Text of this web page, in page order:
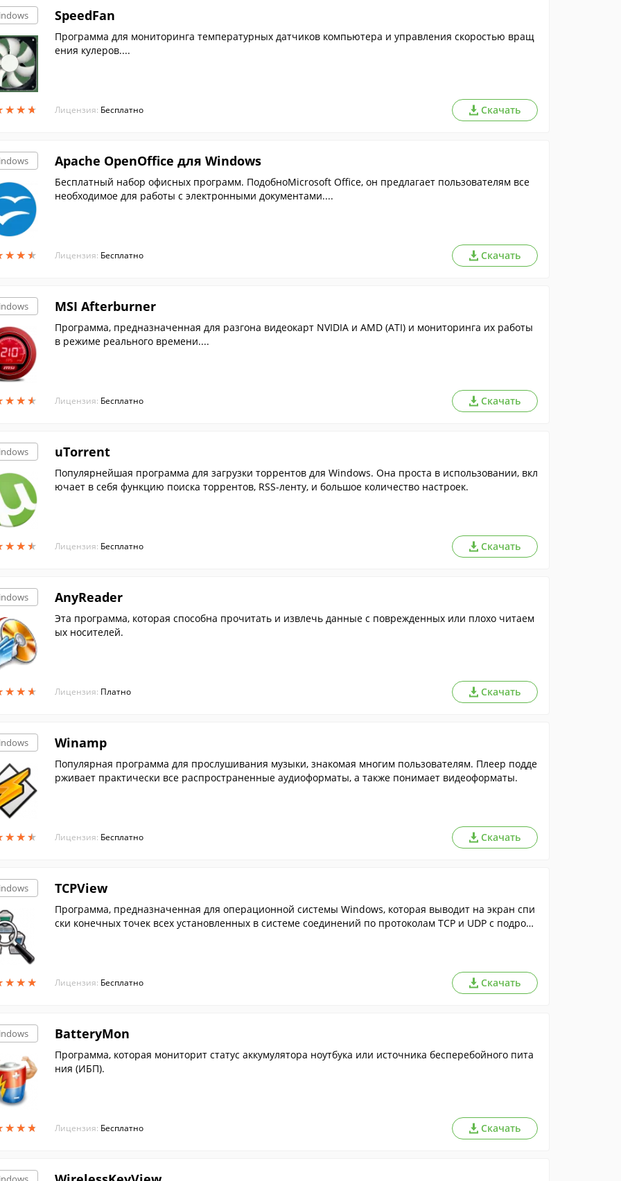
★★★
★★★
SpeedFan
Программа для мониторинга температурных датчиков компьютера и управления скоростью вращ
ения кулеров....
Лицензия: Бесплатно Скачать
★★★
★★★
Apache OpenOffice для Windows
Бесплатный набор офисных программ. ПодобноMicrosoft Office, он предлагает пользователям все
необходимое для работы с электронными документами....
Лицензия: Бесплатно Скачать
★★★
★★★
MSI Afterburner
Программа, предназначенная для разгона видеокарт NVIDIA и AMD (ATI) и мониторинга их работы
в режиме реального времени....
Лицензия: Бесплатно Скачать
★★★
★★★
uTorrent
Популярнейшая программа для загрузки торрентов для Windows. Она проста в использовании, вкл
ючает в себя функцию поиска торрентов, RSS-ленту, и большое количество настроек.
Лицензия: Бесплатно Скачать
★★★
★★★
AnyReader
Эта программа, которая способна прочитать и извлечь данные с поврежденных или плохо читаем
ых носителей.
Лицензия: Платно Скачать
★★★
★★★
Winamp
Популярная программа для прослушивания музыки, знакомая многим пользователям. Плеер подде
рживает практически все распространенные аудиоформаты, а также понимает видеоформаты.
Лицензия: Бесплатно Скачать
★★★
★★★
TCPView
Программа, предназначенная для операционной системы Windows, которая выводит на экран спи
ски конечных точек всех установленных в системе соединений по протоколам TCP и UDP с подробн
Лицензия: Бесплатно Скачать
★★★
★★★
BatteryMon
Программа, которая мониторит статус аккумулятора ноутбука или источника бесперебойного пита
ния (ИБП).
Лицензия: Бесплатно Скачать